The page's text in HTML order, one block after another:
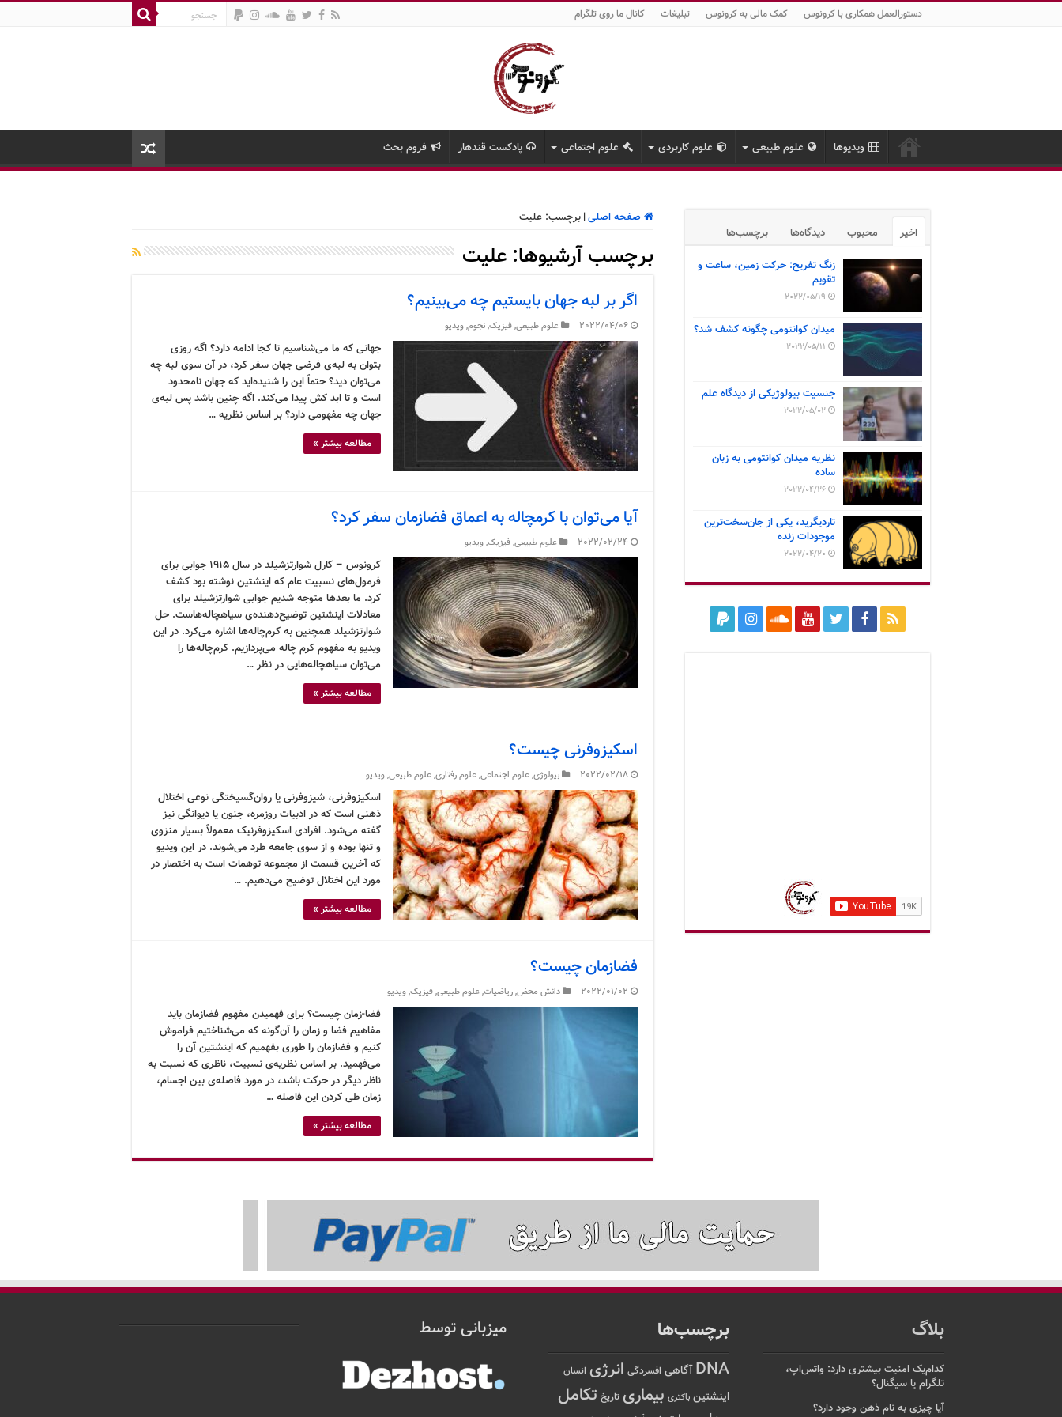
دستورالعمل همکاری با کرونوس کمک مالی به کرونوس تبلیغات کانال ما روی تلگرام
ویدیوها علوم طبیعی علوم کاربردی علوم اجتماعی پادکست قندهار فروم بحث
صفحه اصلی| برچسب: علیت
برچسب آرشیوها: علیت
اگر بر لبه جهان بایستیم چه می‌بینیم؟
2022/04/06 علوم طبیعی,فیزیک,نجوم,ویدیو
جهانی که ما می‌شناسیم تا کجا ادامه دارد؟ اگه روزی
بتوان به لبه‌ی فرضی جهان سفر کرد، در آن سوی لبه چه
می‌توان دید؟ حتماً این را شنیده‌اید که جهان نامحدود
است و تا ابد کش پیدا می‌کند. اگه چنین باشد پس لبه‌ی
جهان چه مفهومی دارد؟ بر اساس نظریه …
مطالعه بیشتر »
آیا می‌توان با کرمچاله به اعماق فضازمان سفر کرد؟
2022/02/24 علوم طبیعی,فیزیک,ویدیو
کرونوس – کارل شوارتزشیلد در سال ۱۹۱۵ جوابی برای
فرمول‌های نسبیت عام که اینشتین نوشته بود کشف
کرد. ما بعدها متوجه شدیم جوابی شوارتزشیلد برای
معادلات اینشتین توضیح‌دهنده‌ی سیاهچاله‌هاست. حل
شوارتزشیلد همچنین به کرم‌چاله‌ها اشاره می‌کرد. در این
ویدیو به مفهوم کرم چاله می‌پردازیم. کرم‌چاله‌ها را
می‌توان سیاهچاله‌هایی در نظر …
مطالعه بیشتر »
اسکیزوفرنی چیست؟
2022/02/18 بیولوژی,علوم اجتماعی,علوم رفتاری,علوم طبیعی,ویدیو
اسکیزوفرنی، شیزوفرنی یا روان‌گسیختگی نوعی اختلال
ذهنی است که در ادبیات روزمره، جنون یا دیوانگی نیز
گفته می‌شود. افرادی اسکیزوفرنیک معمولاً بسیار منزوی
و تنها بوده و از سوی جامعه طرد می‌شوند. در این ویدیو
که آخرین قسمت از مجموعه توهمات است به اختصار در
مورد این اختلال توضیح می‌دهیم. …
مطالعه بیشتر »
فضازمان چیست؟
2022/01/02 دانش محض,ریاضیات,علوم طبیعی,فیزیک,ویدیو
فضا-زمان چیست؟ برای فهمیدن مفهوم فضازمان باید
مفاهیم فضا و زمان را آن‌گونه که می‌شناختیم فراموش
کنیم و فضازمان را طوری بفهمیم که اینشتین آن را
می‌فهمید. بر اساس نظریه‌ی نسبیت، ناظری که نسبت به
ناظر دیگر در حرکت باشد، در مورد فاصله‌ی بین اجسام،
زمان طی کردن این فاصله …
مطالعه بیشتر »
اخیر محبوب دیدگاه‌ها برچسب‌ها
زنگ تفریح: حرکت زمین، ساعت و
تقویم
2022/05/19
میدان کوانتومی چگونه کشف شد؟
2022/05/11
جنسیت بیولوژیکی از دیدگاه علم
2022/05/02
نظریه میدان کوانتومی به زبان
ساده
2022/04/26
تاردیگرید، یکی از جان‌سخت‌ترین
موجودات زنده
2022/04/20
بلاگ
کدام‌یک امنیت بیشتری دارد: واتس‌اپ،
تلگرام یا سیگنال؟
آیا چیزی به نام ذهن وجود دارد؟
برچسب‌ها
DNA آگاهی افسردگی انرژی انسان
اینشتین باکتری بیماری تاریخ تکامل
میزبانی توسط